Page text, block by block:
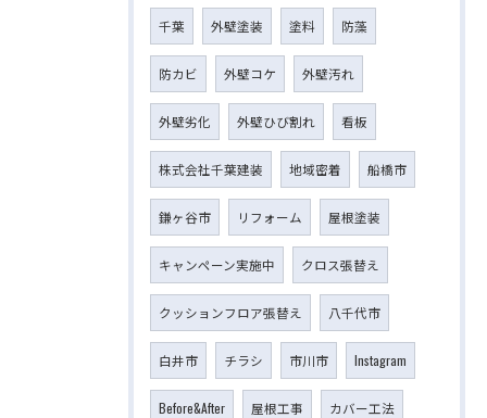
千葉 外壁塗装 塗料 防藻
防カビ 外壁コケ 外壁汚れ
外壁劣化 外壁ひび割れ 看板
株式会社千葉建装 地域密着 船橋市
鎌ヶ谷市 リフォーム 屋根塗装
キャンペーン実施中 クロス張替え
クッションフロア張替え 八千代市
白井市 チラシ 市川市 Instagram
Before&After 屋根工事 カバー工法